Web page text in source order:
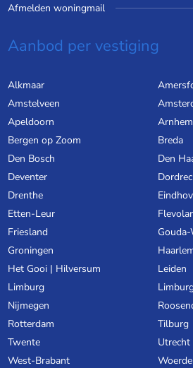
Afmelden woningmail
Aanbod per vestiging
Alkmaar
Amstelveen
Apeldoorn
Arnhem
Bergen op Zoom
Breda
Den Bosch
Den
Deventer
Drenthe
Etten-Leur
Friesland
Groningen
Het Gooi | Hilversum
Leiden
Limburg
Nijmegen
Rotterdam
Tilburg
Twente
Utrecht
West-Brabant